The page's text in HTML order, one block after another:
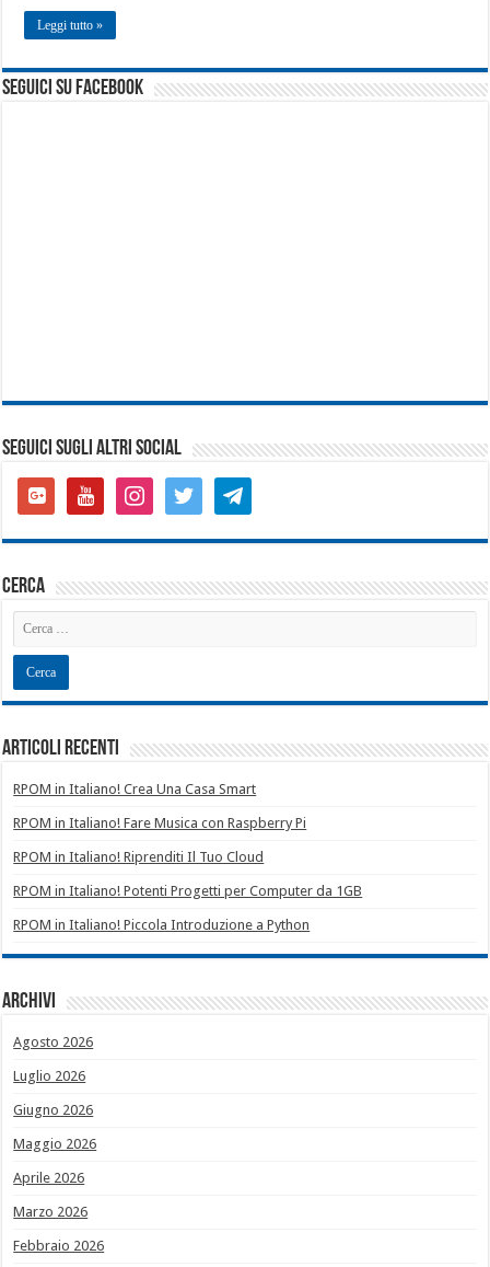
Leggi tutto »
seguici su facebook
SEGUICI SUGLI ALTRI SOCIAL
google-
plus-
youtube instagramtwitter telegram
cerca
Articoli recenti
RPOM in Italiano! Crea Una Casa Smart
RPOM in Italiano! Fare Musica con Raspberry Pi
RPOM in Italiano! Riprenditi Il Tuo Cloud
RPOM in Italiano! Potenti Progetti per Computer da 1GB
RPOM in Italiano! Piccola Introduzione a Python
Archivi
Agosto 2026
Luglio 2026
Giugno 2026
Maggio 2026
Aprile 2026
Marzo 2026
Febbraio 2026